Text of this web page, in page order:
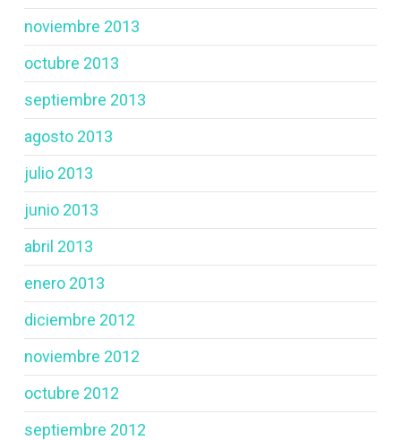
noviembre 2013
octubre 2013
septiembre 2013
agosto 2013
julio 2013
junio 2013
abril 2013
enero 2013
diciembre 2012
noviembre 2012
octubre 2012
septiembre 2012